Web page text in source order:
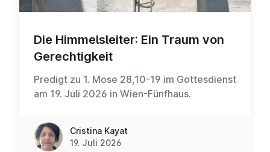
Die Him­mels­lei­ter: Ein Traum von
Ge­rech­tig­keit
Predigt zu 1. Mose 28,10-19 im Gottesdienst
am 19. Juli 2026 in Wien-Fünfhaus.
Cristina Kayat
19. Juli 2026